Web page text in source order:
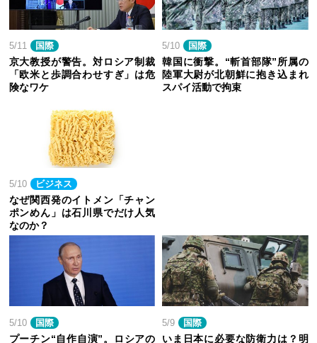
5/11 国際
京大教授が警告。対ロシア制裁
「欧米と歩調合わせすぎ」は危
険なワケ
5/10 国際
韓国に衝撃。“斬首部隊”所属の
陸軍大尉が北朝鮮に抱き込まれ
スパイ活動で拘束
5/10 ビジネス
なぜ関西発のイトメン「チャン
ポンめん」は石川県でだけ人気
なのか？
5/10 国際
プーチン“自作自演”。ロシアの
5/9 国際
いま日本に必要な防衛力は？明